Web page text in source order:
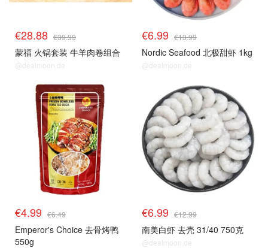
€28.88 €39.99
蒙福 火锅套装 牛羊肉卷组合
@dealmoon.de
€6.99 €13.99
Nordic Seafood 北极甜虾 1kg
@dealmoon.de
生鲜top
€4.99 €6.49
Emperor's Choice 去骨烤鸭
550g
€6.99 €12.99
南美白虾 去壳 31/40 750克
@dealmoon.de